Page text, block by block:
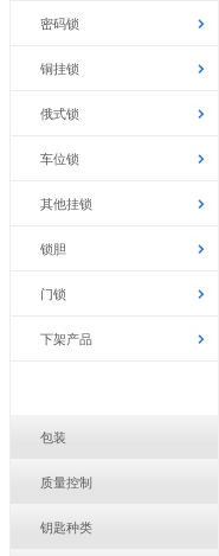
密码锁
铜挂锁
俄式锁
车位锁
其他挂锁
锁胆
门锁
下架产品
包装
质量控制
钥匙种类